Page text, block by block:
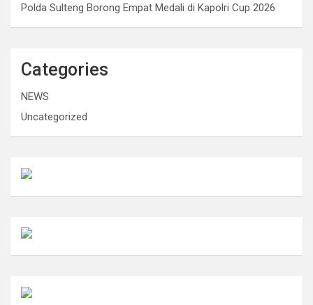
Polda Sulteng Borong Empat Medali di Kapolri Cup 2026
Categories
NEWS
Uncategorized